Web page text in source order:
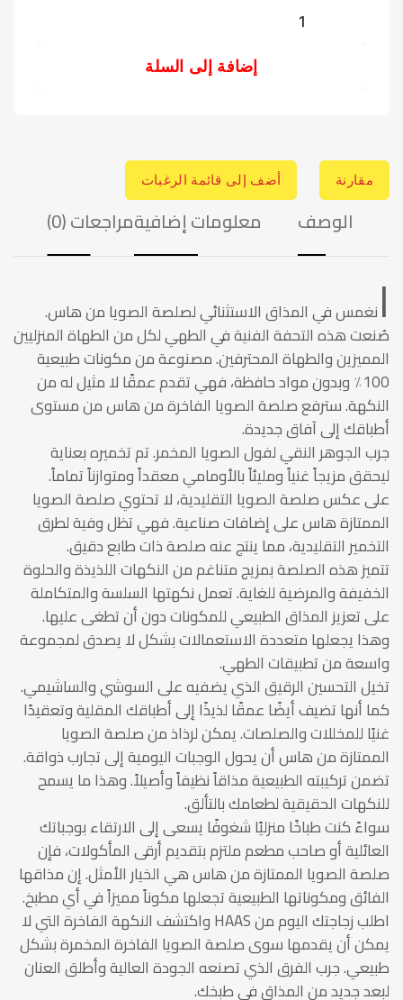
إضافة إلى السلة
مقارنة أضف إلى قائمة الرغبات
الوصف معلومات إضافيةمراجعات (0)
انغمس في المذاق الاستثنائي لصلصة الصويا من هاس.
صُنعت هذه التحفة الفنية في الطهي لكل من الطهاة المنزليين
المميزين والطهاة المحترفين. مصنوعة من مكونات طبيعية
100٪ وبدون مواد حافظة، فهي تقدم عمقًا لا مثيل له من
النكهة. سترفع صلصة الصويا الفاخرة من هاس من مستوى
أطباقك إلى آفاق جديدة.
جرب الجوهر النقي لفول الصويا المخمر. تم تخميره بعناية
ليحقق مزيجاً غنياً ومليئاً بالأومامي معقداً ومتوازناً تماماً.
على عكس صلصة الصويا التقليدية، لا تحتوي صلصة الصويا
الممتازة هاس على إضافات صناعية. فهي تظل وفية لطرق
التخمير التقليدية، مما ينتج عنه صلصة ذات طابع دقيق.
تتميز هذه الصلصة بمزيج متناغم من النكهات اللذيذة والحلوة
الخفيفة والمرضية للغاية. تعمل نكهتها السلسة والمتكاملة
على تعزيز المذاق الطبيعي للمكونات دون أن تطغى عليها.
وهذا يجعلها متعددة الاستعمالات بشكل لا يصدق لمجموعة
واسعة من تطبيقات الطهي.
تخيل التحسين الرقيق الذي يضفيه على السوشي والساشيمي.
كما أنها تضيف أيضًا عمقًا لذيذًا إلى أطباقك المقلية وتعقيدًا
غنيًا للمخللات والصلصات. يمكن لرذاذ من صلصة الصويا
الممتازة من هاس أن يحول الوجبات اليومية إلى تجارب ذواقة.
تضمن تركيبته الطبيعية مذاقاً نظيفاً وأصيلاً. وهذا ما يسمح
للنكهات الحقيقية لطعامك بالتألق.
سواءً كنت طباخًا منزليًا شغوفًا يسعى إلى الارتقاء بوجباتك
العائلية أو صاحب مطعم ملتزم بتقديم أرقى المأكولات، فإن
صلصة الصويا الممتازة من هاس هي الخيار الأمثل. إن مذاقها
الفائق ومكوناتها الطبيعية تجعلها مكوناً مميزاً في أي مطبخ.
اطلب زجاجتك اليوم من HAAS واكتشف النكهة الفاخرة التي لا
يمكن أن يقدمها سوى صلصة الصويا الفاخرة المخمرة بشكل
طبيعي. جرب الفرق الذي تصنعه الجودة العالية وأطلق العنان
لبعد جديد من المذاق في طبخك.